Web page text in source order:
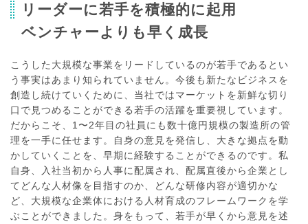
リーダーに若手を積極的に起用
ベンチャーよりも早く成長
こうした大規模な事業をリードしているのが若手であるとい
う事実はあまり知られていません。今後も新たなビジネスを
創造し続けていくために、当社ではマーケットを新鮮な切り
口で見つめることができる若手の活躍を重要視しています。
だからこそ、1〜2年目の社員にも数十億円規模の製造所の管
理を一手に任せます。自身の意見を発信し、大きな拠点を動
かしていくことを、早期に経験することができるのです。私
自身、入社当初から人事に配属され、配属直後から企業とし
てどんな人材像を目指すのか、どんな研修内容が適切かな
ど、大規模な企業体における人材育成のフレームワークを学
ぶことができました。身をもって、若手が早くから意見を述